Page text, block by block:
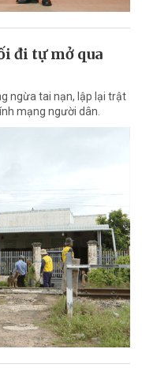
đi tự mở qua
ngừa tai nạn, lập lại trật
mạng người dân.